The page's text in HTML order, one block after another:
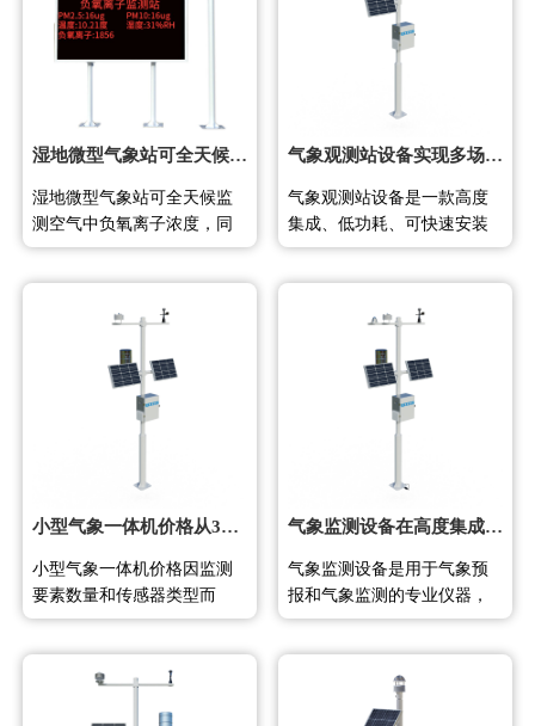
充电管理，广泛应用于气
象、农业、林业、环保等领
域。 气象观测站设备是为满
数据支撑。 森林防火气象监
测系统是一种专为森林防火
设计的智能气象监测设备，
湿地微型气象站可全天候监测负氧离子浓度
湿地微型气象站可全天候监
测空气中负氧离子浓度，同
时可扩展空气温度、湿度、
PM2.5、PM10等气象要素。
可单独替换。现场可通过
LED屏幕读取数据，亦可远
程云平台或微信公众号实时
查看。 湿地生态环境对气象
监测设备提出了全天候连续
数据远程获取等
气象观测站设备实现多场景高精度气象要素自动采集
气象观测站设备是一款高度
集成、低功耗、可快速安装
的高精度气象观测设备，由
气象传感器、采集器、太阳
平台五部分组成。设备免调
试、可快速布置，广泛用于
气象、农业、林业、环保、
海洋、机场、港口、科学考
察及校园教育等领域。 气象
小型气象一体机价格从3900到39800不等
小型气象一体机价格因监测
要素数量和传感器类型而
异，FT-QC系列3900至9800
37800元，FT-PQX系列8800
气象监测设备在高度集成和低功耗设计中实现快速野外部署
气象监测设备是用于气象预
报和气象监测的专业仪器，
高度集成传感器与数据采集
体化结构，可快速安装于野
外环境，适用于农业、科